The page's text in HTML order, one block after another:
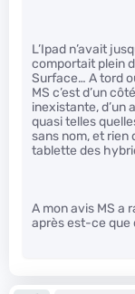
L’Ipad n’avait
comportait plein
Surface… A tord
MS c’est d’un
inexistante, d’un
quasi telles
sans nom, et rien
tablette des
A mon avis MS a
après est-ce que